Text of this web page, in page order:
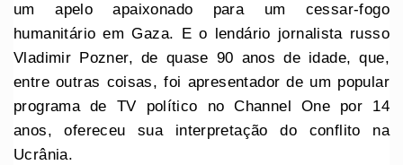
um apelo apaixonado para um cessar-fogo
humanitário em Gaza. E o lendário jornalista russo
Vladimir Pozner, de quase 90 anos de idade, que,
entre outras coisas, foi apresentador de um popular
programa de TV político no Channel One por 14
anos, ofereceu sua interpretação do conflito na
Ucrânia.